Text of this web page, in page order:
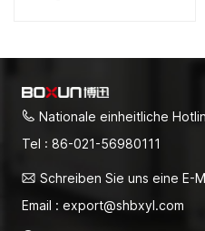
Nationale einheitliche
Tel : 86-021-56980111
Schreiben Sie uns eine E-
Email : export@shbxyl.com